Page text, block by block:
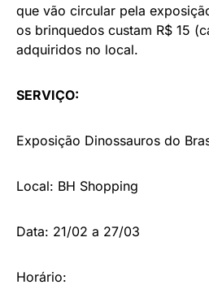
que vão circular pela
os brinquedos custam R$ 15
adquiridos no local.
SERVIÇO:
Exposição Dinossauros do
Local: BH Shopping
Data: 21/02 a 27/03
Horário: